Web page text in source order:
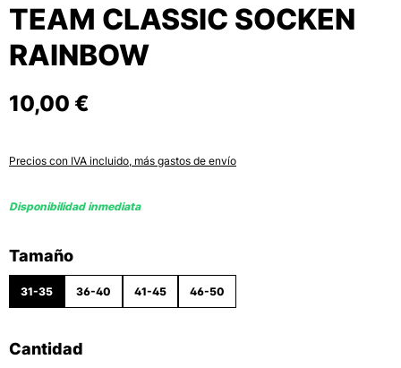
TEAM CLASSIC SOCKEN
RAINBOW
10,00 €
Precios con IVA incluido, más gastos de envío
Disponibilidad inmediata
Seleccione
Tamaño
31-35 36-40 41-45 46-50
Cantidad